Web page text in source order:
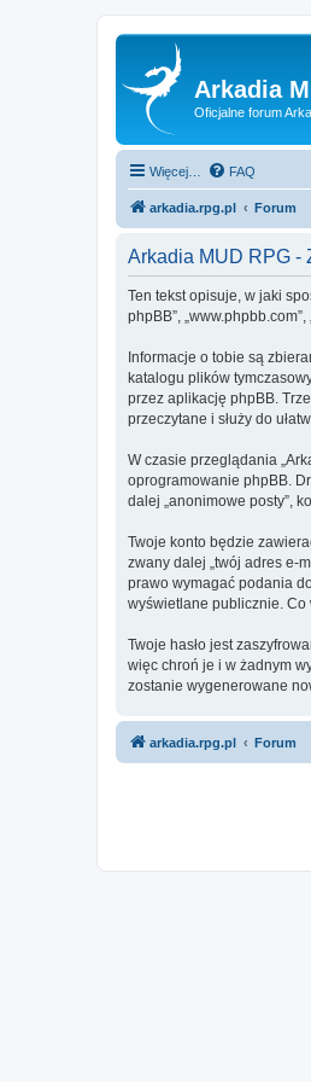
Arkadia
Oficjalne forum
Więcej… FAQ
arkadia.rpg.pl Forum
Arkadia MUD RPG -
Ten tekst opisuje, w jaki
phpBB”,
Informacje o tobie są
katalogu plików
przez aplikację phpBB.
przeczytane i służy do
W czasie przeglądania
oprogramowanie phpBB.
dalej „anonimowe posty”,
Twoje konto będzie
zwany dalej „twój adres e-
prawo wymagać podania
wyświetlane publicznie. Co
Twoje hasło jest
więc chroń je i w żadnym
zostanie wygenerowane
arkadia.rpg.pl Forum